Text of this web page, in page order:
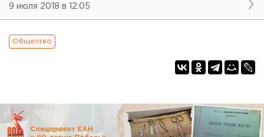
9 июля 2018 в 12:05
Общество